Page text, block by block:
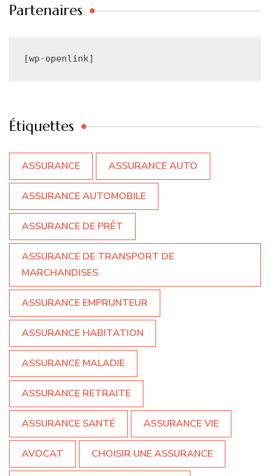
Partenaires
[wp-openlink]
Étiquettes
ASSURANCE ASSURANCE AUTO
ASSURANCE AUTOMOBILE
ASSURANCE DE PRÊT
ASSURANCE DE TRANSPORT DE
MARCHANDISES
ASSURANCE EMPRUNTEUR
ASSURANCE HABITATION
ASSURANCE MALADIE
ASSURANCE RETRAITE
ASSURANCE SANTÉ ASSURANCE VIE
AVOCAT CHOISIR UNE ASSURANCE